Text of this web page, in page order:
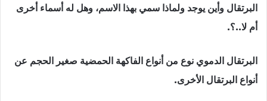
البرتقال وأين يوجد ولماذا سمي بهذا الاسم، وهل له أسماء أخرى
أم لا..؟.
البرتقال الدموي نوع من أنواع الفاكهة الحمضية صغير الحجم عن
أنواع البرتقال الأخرى.